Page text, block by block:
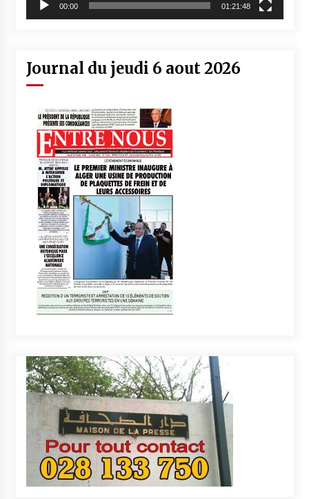
00:00 01:21:48
Journal du jeudi 6 aout 2026